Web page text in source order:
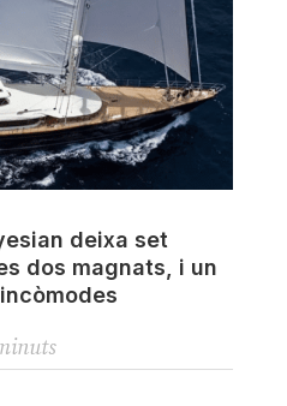
deixa set
dos magnats, i un